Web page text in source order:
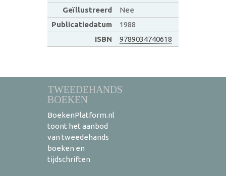
Geïllustreerd
Nee
Publicatiedatum
1988
ISBN
9789034740618
TWEEDEHANDS
BOEKEN
BoekenPlatform.nl
toont het aanbod
van tweedehands
boeken en
tijdschriften